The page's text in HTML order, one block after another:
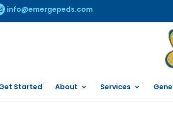
info@emergepeds.com
Started About Services